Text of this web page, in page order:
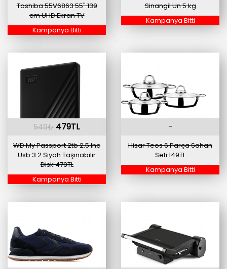
Toshiba 55V6863 55" 139
cm UHD Ekran TV
Kampanya Bitti
Sinangil Un 5 kg
Kampanya Bitti
549₺ 479TL
WD My Passport 2tb 2.5 Inc
Usb 3.2 Siyah Taşınabilir
Disk 479TL
Kampanya Bitti
-
Hisar Teos 6 Parça Sahan
Seti 149TL
Kampanya Bitti